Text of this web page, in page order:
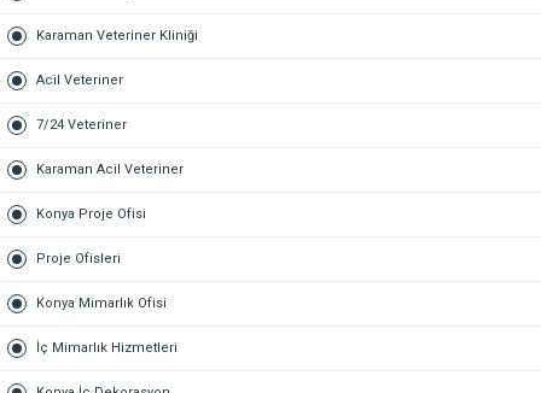
Karaman Veteriner Kliniği
Acil Veteriner
7/24 Veteriner
Karaman Acil Veteriner
Konya Proje Ofisi
Proje Ofisleri
Konya Mimarlık Ofisi
İç Mimarlık Hizmetleri